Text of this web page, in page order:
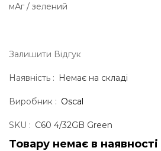
мАг / зелений
Залишити Вiдгук
Наявність : Немає на складі
Виробник : Oscal
SKU : C60 4/32GB Green
Товару немає в наявностi